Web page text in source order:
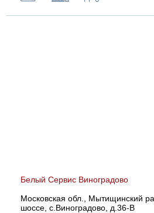
Белый Сервис Виноградово
Московская обл., Мытищинский
шоссе, с.Виноградово, д.36-В